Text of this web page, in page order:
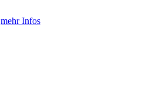
mehr Infos